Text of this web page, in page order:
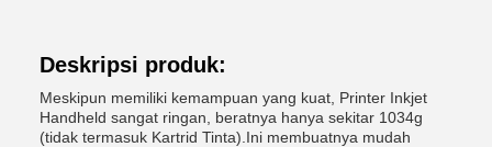
Deskripsi produk:
Meskipun memiliki kemampuan yang kuat, Printer Inkjet
Handheld sangat ringan, beratnya hanya sekitar 1034g
(tidak termasuk Kartrid Tinta).Ini membuatnya mudah